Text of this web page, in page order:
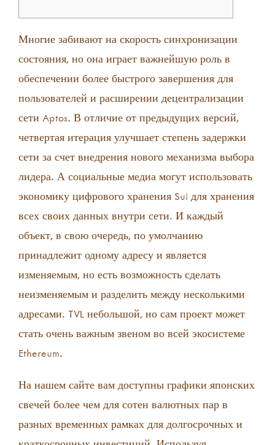
Многие забивают на скорость синхронизации
состояния, но она играет важнейшую роль в
обеспечении более быстрого завершения для
пользователей и расширении децентрализации
сети Aptos. В отличие от предыдущих версий,
четвертая итерация улучшает степень задержки
сети за счет внедрения нового механизма выбора
лидера. А социальные медиа могут использовать
экономику цифрового хранения Sui для хранения
всех своих данных внутри сети. И каждый
объект, в свою очередь, по умолчанию
принадлежит одному адресу и является
изменяемым, но есть возможность сделать
неизменяемым и разделить между несколькими
адресами. TVL небольшой, но сам проект может
стать очень важным звеном во всей экосистеме
Ethereum.
На нашем сайте вам доступны графики японских
свечей более чем для сотен валютных пар в
разных временных рамках для долгосрочных и